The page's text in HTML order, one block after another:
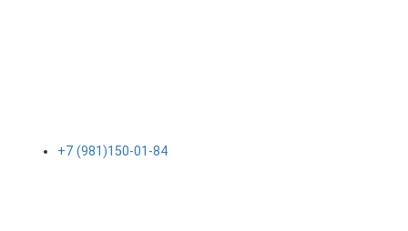
+7 (981)150-01-84